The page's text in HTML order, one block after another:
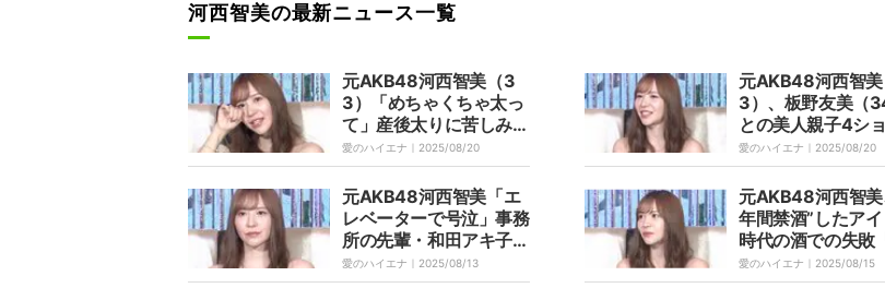
河西智美の最新ニュース一覧
元AKB48河西智美（3
3）「めちゃくちゃ太っ
て」産後太りに苦しみ…
体型変化を明かす
愛のハイエナ｜ 2025/08/20
元AKB48河西智
3）、板野友美（
との美人親子4シ
に驚きの声「仕上
ってる！」
愛のハイエナ｜ 2025/08/20
元AKB48河西智美「エ
レベーターで号泣」事務
所の先輩・和田アキ子に
ブチギレられた過去
愛のハイエナ｜ 2025/08/13
元AKB48河西智美
年間禁酒”したア
時代の酒での失敗
たらベッドで…」
愛のハイエナ｜ 2025/08/15